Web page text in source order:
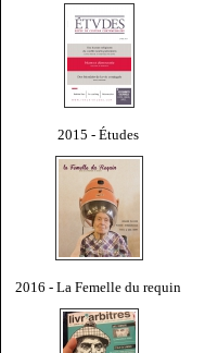
2015 - Études
2016 - La Femelle du requin